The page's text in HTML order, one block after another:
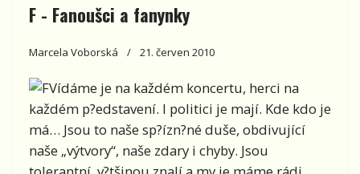
F - Fanoušci a fanynky
Marcela Voborská 21. červen 2010
Vídáme je na každém koncertu, herci na
každém p?edstavení. I politici je mají. Kde kdo je
má… Jsou to naše sp?ízn?né duše, obdivující
naše „výtvory“, naše zdary i chyby. Jsou